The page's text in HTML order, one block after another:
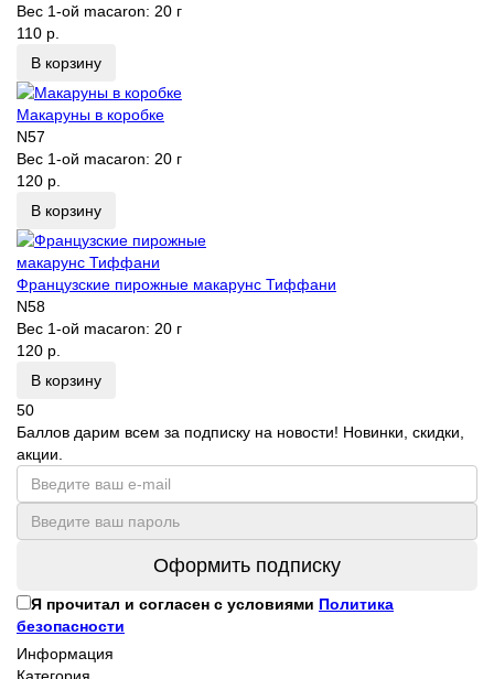
Вес 1-ой macaron: 20 г
110 р.
В корзину
Макаруны в коробке
N57
Вес 1-ой macaron: 20 г
120 р.
В корзину
Французские пирожные макарунс Тиффани
N58
Вес 1-ой macaron: 20 г
120 р.
В корзину
50
Баллов дарим всем за подписку на новости! Новинки, скидки,
акции.
Оформить подписку
Я прочитал и согласен с условиями Политика
безопасности
Информация